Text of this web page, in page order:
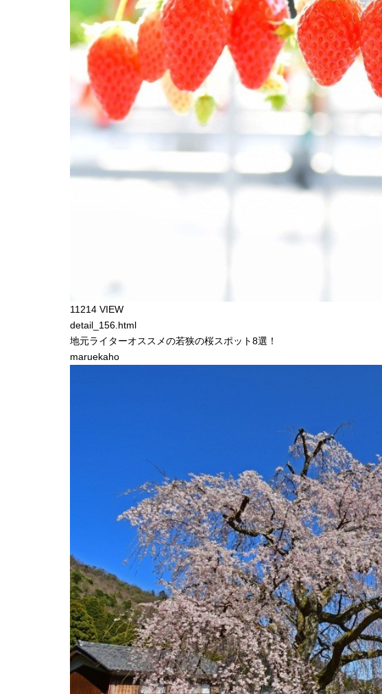
11214 VIEW
detail_156.html
地元ライターオススメの若狭の桜スポット8選！
maruekaho